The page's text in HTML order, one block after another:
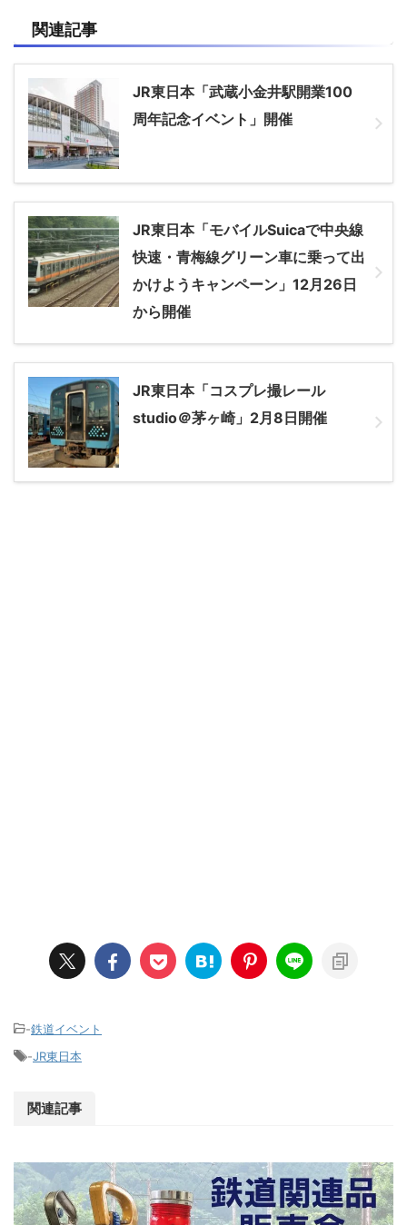
関連記事
JR東日本「武蔵小金井駅開業100
周年記念イベント」開催
JR東日本「モバイルSuicaで中央線
快速・青梅線グリーン車に乗って出
かけようキャンペーン」12月26日
から開催
JR東日本「コスプレ撮レール
studio＠茅ヶ崎」2月8日開催
-鉄道イベント
-JR東日本
関連記事